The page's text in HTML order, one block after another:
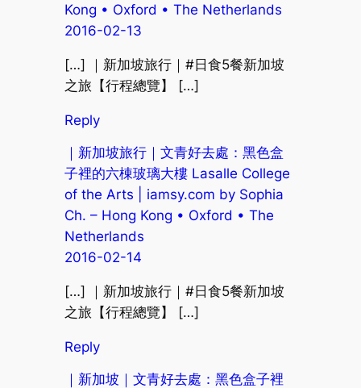
Kong • Oxford • The Netherlands
2016-02-13
[…] ｜新加坡旅行｜#日食5餐新加坡
之旅【行程總覽】 […]
Reply
｜新加坡旅行｜文青好去處：黑色盒
子裡的六棟玻璃大樓 Lasalle College
of the Arts | iamsy.com by Sophia
Ch. – Hong Kong • Oxford • The
Netherlands
2016-02-14
[…] ｜新加坡旅行｜#日食5餐新加坡
之旅【行程總覽】 […]
Reply
｜新加坡｜文青好去處：黑色盒子裡